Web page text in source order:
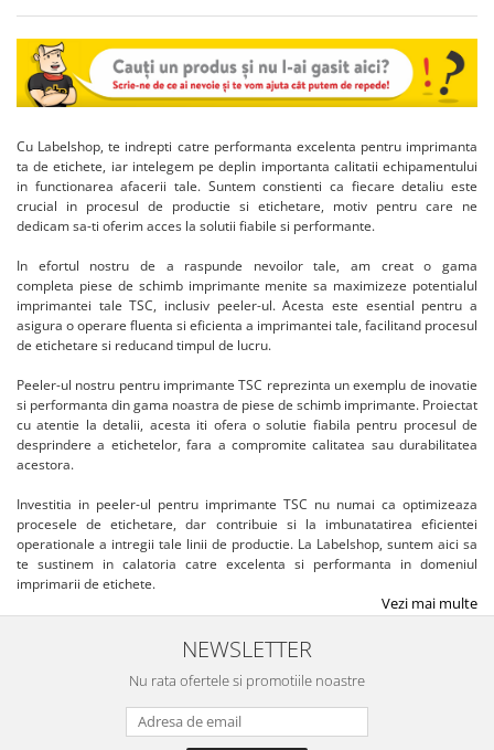
Cu Labelshop, te indrepti catre performanta excelenta pentru imprimanta
ta de etichete, iar intelegem pe deplin importanta calitatii echipamentului
in functionarea afacerii tale. Suntem constienti ca fiecare detaliu este
crucial in procesul de productie si etichetare, motiv pentru care ne
dedicam sa-ti oferim acces la solutii fiabile si performante.
In efortul nostru de a raspunde nevoilor tale, am creat o gama
completa piese de schimb imprimante menite sa maximizeze potentialul
imprimantei tale TSC, inclusiv peeler-ul. Acesta este esential pentru a
asigura o operare fluenta si eficienta a imprimantei tale, facilitand procesul
de etichetare si reducand timpul de lucru.
Peeler-ul nostru pentru imprimante TSC reprezinta un exemplu de inovatie
si performanta din gama noastra de piese de schimb imprimante. Proiectat
cu atentie la detalii, acesta iti ofera o solutie fiabila pentru procesul de
desprindere a etichetelor, fara a compromite calitatea sau durabilitatea
acestora.
Investitia in peeler-ul pentru imprimante TSC nu numai ca optimizeaza
procesele de etichetare, dar contribuie si la imbunatatirea eficientei
operationale a intregii tale linii de productie. La Labelshop, suntem aici sa
te sustinem in calatoria catre excelenta si performanta in domeniul
imprimarii de etichete.
Vezi mai multe
NEWSLETTER
Nu rata ofertele si promotiile noastre